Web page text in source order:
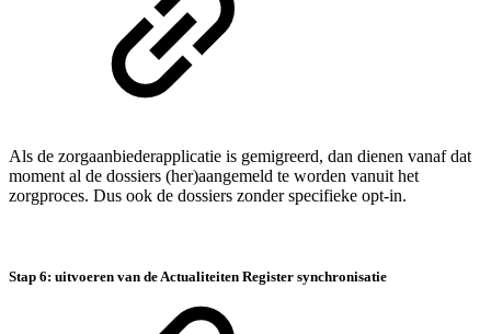
Als de zorgaanbiederapplicatie is gemigreerd, dan dienen vanaf dat
moment al de dossiers (her)aangemeld te worden vanuit het
zorgproces. Dus ook de dossiers zonder specifieke opt-in.
Stap 6: uitvoeren van de Actualiteiten Register synchronisatie